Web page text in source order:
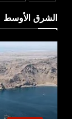
الشرق الأوسط